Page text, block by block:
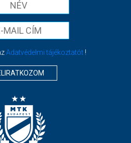
Adatvédelmi tájékoztatót!